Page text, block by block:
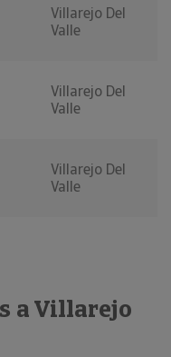
Villarejo Del
Valle
Villarejo Del
Valle
Villarejo Del
Valle
a Villarejo